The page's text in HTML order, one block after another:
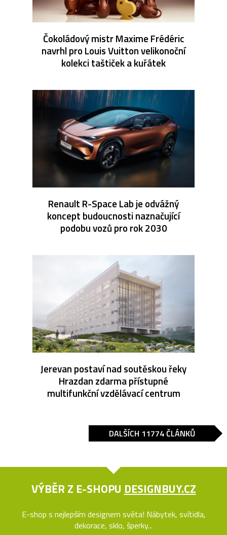
Čokoládový mistr Maxime Frédéric
navrhl pro Louis Vuitton velikonoční
kolekci taštiček a kuřátek
Renault R-Space Lab je odvážný
koncept budoucnosti naznačující
podobu vozů pro rok 2030
Jerevan postaví nad soutěskou řeky
Hrazdan zdarma přístupné
multifunkční vzdělávací centrum
DALŠÍCH 11774 ČLÁNKŮ
VÝBĚR Z E-SHOPU DESIGNBUY.CZ
E-shop s nejlepším designem světa! Nábytek, svítidla,
dekorace, sklo, šperky...